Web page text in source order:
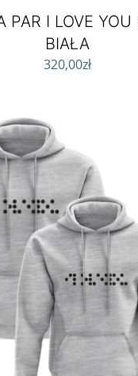
PAR I LOVE YOU
BIAŁA
320,00zł